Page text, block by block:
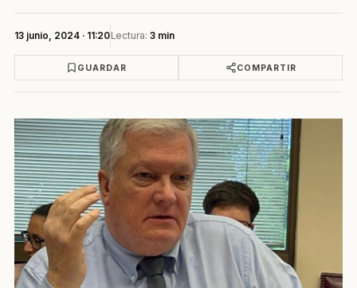
13 junio, 2024 · 11:20Lectura: 3 min
GUARDAR COMPARTIR